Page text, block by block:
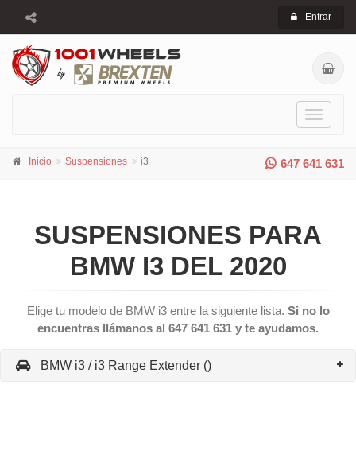
Entrar
Toggle
647 641 631
Inicio Suspensiones i3
SUSPENSIONES PARA
BMW I3 DEL 2020
Elige tu modelo de BMW i3 entre la siguiente lista. Si no lo
encuentras llámanos al 647 641 631 y te ayudamos.
BMW i3 / i3 Range Extender ()